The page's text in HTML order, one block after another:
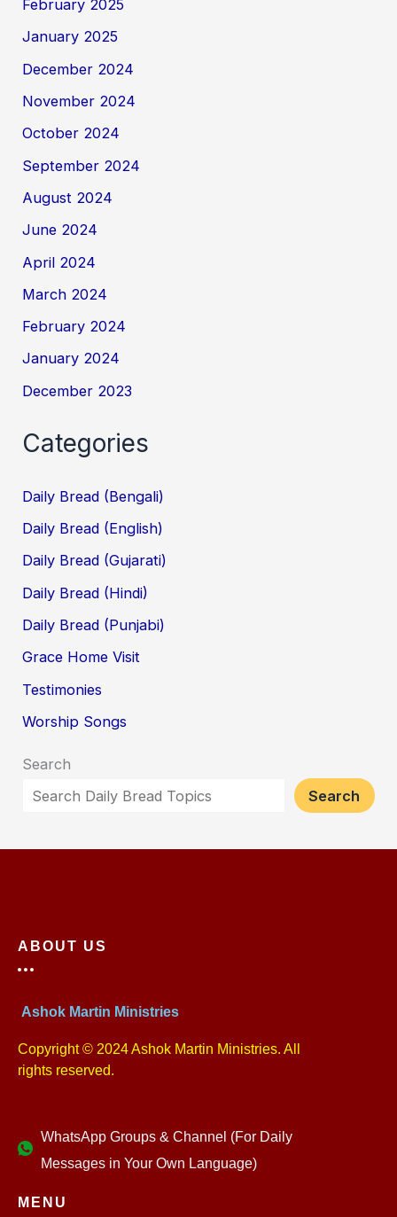
February 2025
January 2025
December 2024
November 2024
October 2024
September 2024
August 2024
June 2024
April 2024
March 2024
February 2024
January 2024
December 2023
Categories
Daily Bread (Bengali)
Daily Bread (English)
Daily Bread (Gujarati)
Daily Bread (Hindi)
Daily Bread (Punjabi)
Grace Home Visit
Testimonies
Worship Songs
Search
Search
ABOUT US
Ashok Martin Ministries
Copyright © 2024 Ashok Martin Ministries. All
rights reserved.
WhatsApp Groups & Channel (For Daily
Messages in Your Own Language)
MENU